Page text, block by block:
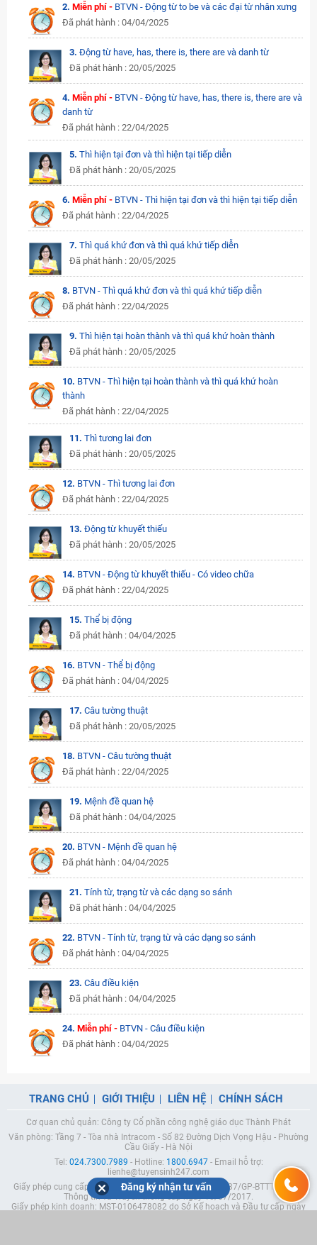
2.Miễn phí - BTVN - Động từ to be và các đại từ nhân xưng
Đã phát hành : 04/04/2025
3. Động từ have, has, there is, there are và danh từ
Đã phát hành : 20/05/2025
4.Miễn phí - BTVN - Động từ have, has, there is, there are và
danh từ
Đã phát hành : 22/04/2025
5. Thì hiện tại đơn và thì hiện tại tiếp diễn
Đã phát hành : 20/05/2025
6.Miễn phí - BTVN - Thì hiện tại đơn và thì hiện tại tiếp diễn
Đã phát hành : 22/04/2025
7. Thì quá khứ đơn và thì quá khứ tiếp diễn
Đã phát hành : 20/05/2025
8. BTVN - Thì quá khứ đơn và thì quá khứ tiếp diễn
Đã phát hành : 22/04/2025
9. Thì hiện tại hoàn thành và thì quá khứ hoàn thành
Đã phát hành : 20/05/2025
10. BTVN - Thì hiện tại hoàn thành và thì quá khứ hoàn
thành
Đã phát hành : 22/04/2025
11. Thì tương lai đơn
Đã phát hành : 20/05/2025
12. BTVN - Thì tương lai đơn
Đã phát hành : 22/04/2025
13. Động từ khuyết thiếu
Đã phát hành : 20/05/2025
14. BTVN - Động từ khuyết thiếu - Có video chữa
Đã phát hành : 22/04/2025
15. Thể bị động
Đã phát hành : 04/04/2025
16. BTVN - Thể bị động
Đã phát hành : 04/04/2025
17. Câu tường thuật
Đã phát hành : 20/05/2025
18. BTVN - Câu tường thuật
Đã phát hành : 22/04/2025
19. Mệnh đề quan hệ
Đã phát hành : 04/04/2025
20. BTVN - Mệnh đề quan hệ
Đã phát hành : 04/04/2025
21. Tính từ, trạng từ và các dạng so sánh
Đã phát hành : 04/04/2025
22. BTVN - Tính từ, trạng từ và các dạng so sánh
Đã phát hành : 04/04/2025
23. Câu điều kiện
Đã phát hành : 04/04/2025
24.Miễn phí - BTVN - Câu điều kiện
Đã phát hành : 04/04/2025
TRANG CHỦ GIỚI THIỆU LIÊN HỆ CHÍNH SÁCH
Cơ quan chủ quản: Công ty Cổ phần công nghệ giáo dục Thành Phát
Văn phòng: Tầng 7 - Tòa nhà Intracom - Số 82 Đường Dịch Vọng Hậu - Phường
Cầu Giấy - Hà Nội
Tel: 024.7300.7989 - Hotline: 1800.6947- Email hỗ trợ:
lienhe@tuyensinh247.com
Giấy phép cung cấp dịch vụ mạng xã hội trực tuyến số 337/GP-BTTTT do Bộ
Thông tin và Truyền thông cấp ngày 10/07/2017.
Giấy phép kinh doanh: MST-0106478082 do Sở Kế hoạch và Đầu tư cấp ngày
Đăng ký nhận tư vấn